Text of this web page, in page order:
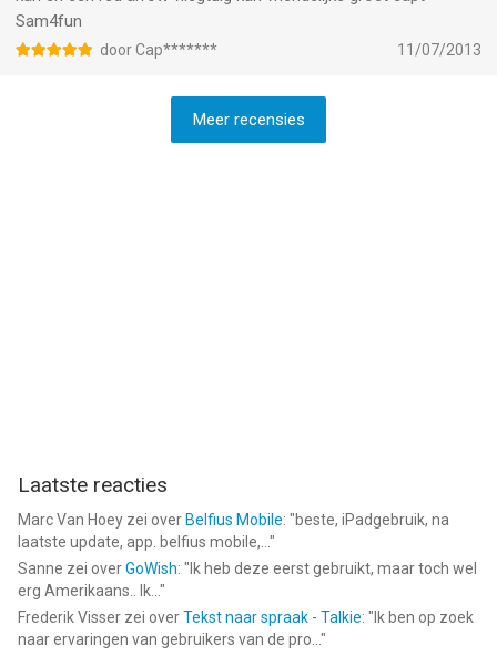
Sam4fun
door Cap******* 11/07/2013
Meer recensies
Laatste reacties
Marc Van Hoey zei over Belfius Mobile: "beste, iPadgebruik, na
laatste update, app. belfius mobile,... "
Sanne zei overGoWish: " Ik heb deze eerst gebruikt, maar toch wel
erg Amerikaans.. Ik... "
Frederik Visser zei overTekst naar spraak - Talkie: " Ik ben op zoek
naar ervaringen van gebruikers van de pro... "